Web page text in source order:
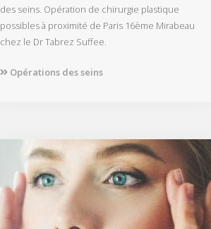
des seins. Opération de chirurgie plastique
possibles à proximité de Paris 16ème Mirabeau
chez le Dr Tabrez Suffee.
Opérations des seins